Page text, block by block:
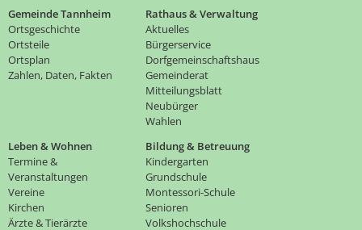
Gemeinde Tannheim
Ortsgeschichte
Ortsteile
Ortsplan
Zahlen, Daten, Fakten
Rathaus & Verwaltung
Aktuelles
Bürgerservice
Dorfgemeinschaftshaus
Gemeinderat
Mitteilungsblatt
Neubürger
Wahlen
Leben & Wohnen
Termine &
Veranstaltungen
Vereine
Kirchen
Ärzte & Tierärzte
Bildung & Betreuung
Kindergarten
Grundschule
Montessori-Schule
Senioren
Volkshochschule